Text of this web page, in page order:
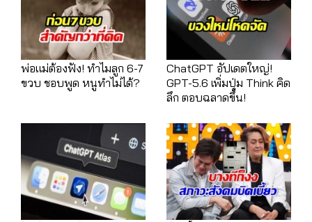
พ่อแม่ต้องฟัง! ทำไมลูก 6-7
ขวบ ชอบพูด หนูทำไม่ได้?
ChatGPT อัปเดตใหญ่!
GPT-5.6 เพิ่มปุ่ม Think คิด
ลึก ตอบฉลาดขึ้น!